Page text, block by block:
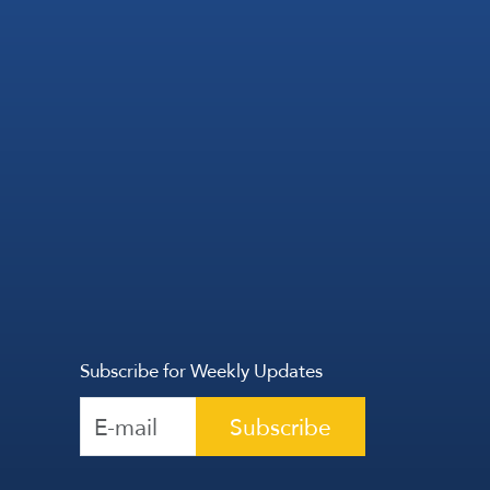
Subscribe for Weekly Updates
Subscribe